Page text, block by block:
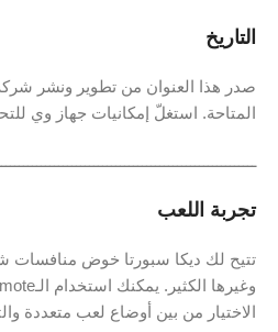
التاريخ
صدر هذا العنوان من تطوير ونشر
المتاحة. استغلّ إمكانيات جهاز وي
تجربة اللعب
تتيح لك ديكا سبورتا خوض منافسات
الاختيار من بين أوضاع لعب متعددة